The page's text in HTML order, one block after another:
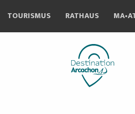
contenu
TOURISMUS RATHAUS